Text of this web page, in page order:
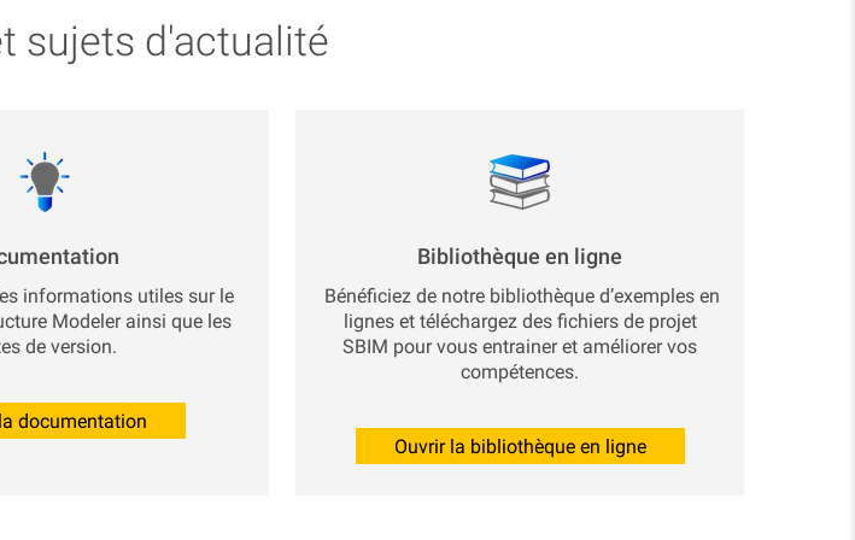
sujets d'actualité
informations utiles sur le
Modeler ainsi que les
de version.
documentation
Bibliothèque en ligne
Bénéficiez de notre bibliothèque d’exemples en
lignes et téléchargez des fichiers de projet
SBIM pour vous entrainer et améliorer vos
compétences.
Ouvrir la bibliothèque en ligne